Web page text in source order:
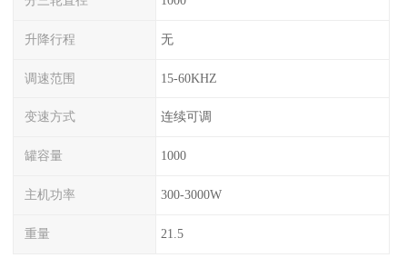
升降行程 无
调速范围 15-60KHZ
变速方式 连续可调
罐容量 1000
主机功率 300-3000W
重量 21.5